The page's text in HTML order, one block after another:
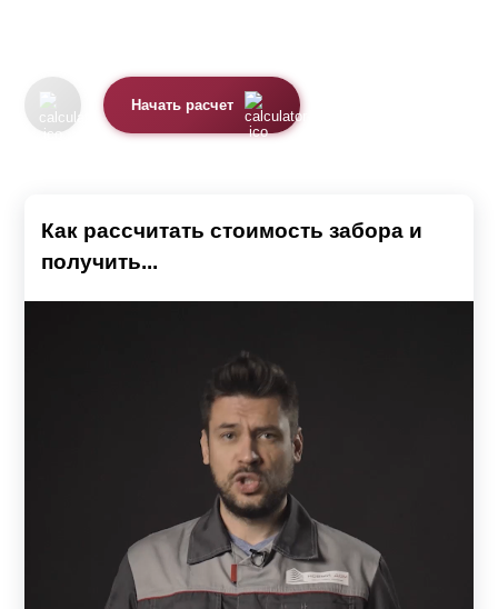
Начать расчет
Как рассчитать стоимость забора и
получить...